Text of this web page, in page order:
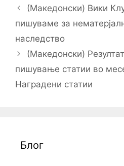
Post(Македонски) Вики
пишуваме за
наследство
(Македонски)
пишување статии во
Наградени статии
Блог